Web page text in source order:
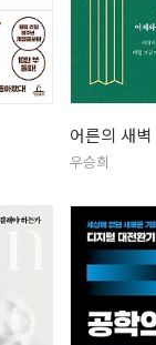
어른의 새벽
우승희